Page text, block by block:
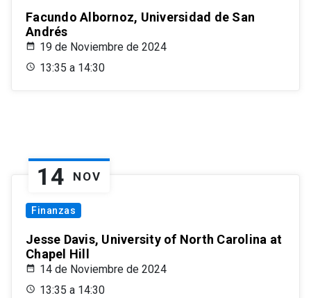
Facundo Albornoz, Universidad de San
Andrés
19 de Noviembre de 2024
13:35 a 14:30
14 NOV
Finanzas
Jesse Davis, University of North Carolina at
Chapel Hill
14 de Noviembre de 2024
13:35 a 14:30